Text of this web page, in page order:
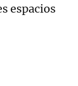
espacios